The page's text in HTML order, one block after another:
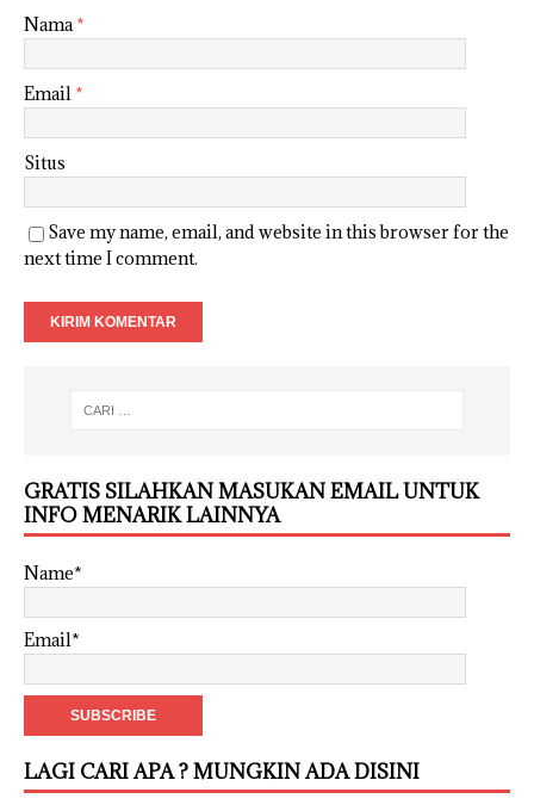
Nama*
Email *
Situs
Save my name, email, and website in this browser for the
next time I comment.
GRATIS SILAHKAN MASUKAN EMAIL UNTUK
INFO MENARIK LAINNYA
Name*
Email*
LAGI CARI APA ? MUNGKIN ADA DISINI